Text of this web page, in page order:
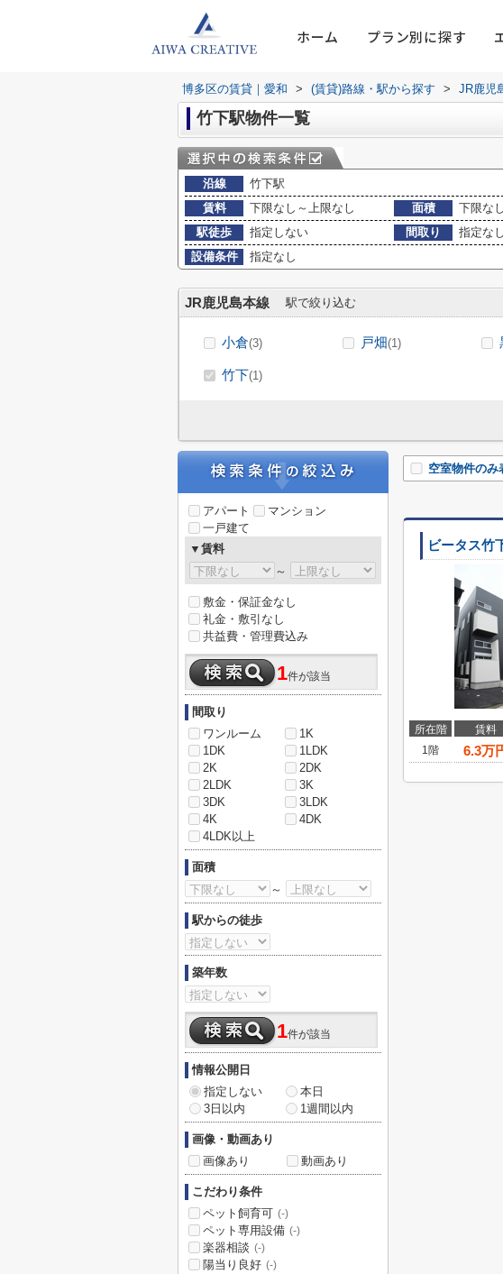
ホーム プラン別に探す
博多区の賃貸｜愛和 > (賃貸)路線・駅から探す > JR鹿児
竹下駅物件一覧
沿線
竹下駅
賃料
下限なし～上限なし 面積 下限な
駅徒歩
指定しない 間取り
指定なし
設備条件
指定なし
JR鹿児島本線 駅で絞り込む
小倉(3) 戸畑(1)
竹下(1)
空室物件のみ
ビータス竹
所在階 賃料
1階
6.3万
アパート
マンション
一戸建て
▼賃料
～
敷金・保証金なし
礼金・敷引なし
共益費・管理費込み
1件が該当
間取り
ワンルーム
1K
1DK
1LDK
2K
2DK
2LDK
3K
3DK
3LDK
4K
4DK
4LDK以上
面積
～
駅からの徒歩
築年数
1件が該当
情報公開日
指定しない
本日
3日以内
1週間以内
画像・動画あり
画像あり
動画あり
こだわり条件
ペット飼育可 (-)
ペット専用設備 (-)
楽器相談 (-)
陽当り良好 (-)